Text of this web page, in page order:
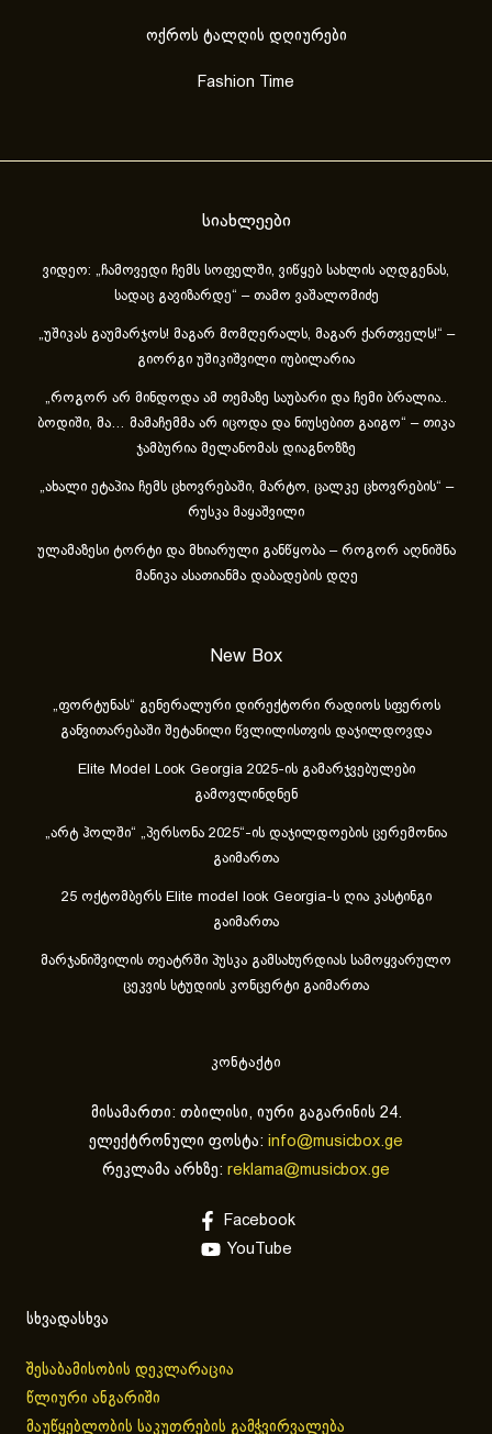
ოქროს ტალღის დღიურები
Fashion Time
სიახლეები
ვიდეო: „ჩამოვედი ჩემს სოფელში, ვიწყებ სახლის აღდგენას,
სადაც გავიზარდე“ – თამო ვაშალომიძე
„უშიკას გაუმარჯოს! მაგარ მომღერალს, მაგარ ქართველს!“ –
გიორგი უშიკიშვილი იუბილარია
„როგორ არ მინდოდა ამ თემაზე საუბარი და ჩემი ბრალია..
ბოდიში, მა… მამაჩემმა არ იცოდა და ნიუსებით გაიგო“ – თიკა
ჯამბურია მელანომას დიაგნოზზე
„ახა­ლი ეტა­პია ჩემს ცხოვ­რე­ბა­ში, მარ­ტო, ცალ­კე ცხოვ­რე­ბის“ –
რუსკა მაყაშვილი
ულამაზესი ტორტი და მხიარული განწყობა – როგორ აღნიშნა
მანიკა ასათიანმა დაბადების დღე
New Box
„ფორტუნას“ გენერალური დირექტორი რადიოს სფეროს
განვითარებაში შეტანილი წვლილისთვის დაჯილდოვდა
Elite Model Look Georgia 2025-ის გამარჯვებულები
გამოვლინდნენ
„არტ ჰოლში“ „პერსონა 2025“-ის დაჯილდოების ცერემონია
გაიმართა
25 ოქტომბერს Elite model look Georgia-ს ღია კასტინგი
გაიმართა
მარჯანიშვილის თეატრში პუსკა გამსახურდიას სამოყვარულო
ცეკვის სტუდიის კონცერტი გაიმართა
კონტაქტი
მისამართი: თბილისი, იური გაგარინის 24.
ელექტრონული ფოსტა: info@musicbox.ge
რეკლამა არხზე: reklama@musicbox.ge
Facebook
YouTube
სხვადასხვა
შესაბამისობის დეკლარაცია
წლიური ანგარიში
მაუწყებლობის საკუთრების გამჭვირვალება